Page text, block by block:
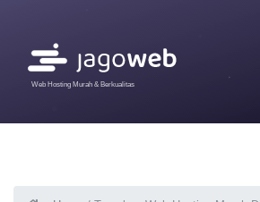
Web Hosting Murah & Berkualitas